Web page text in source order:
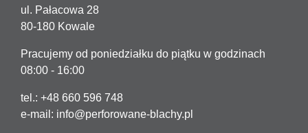
ul. Pałacowa 28
80-180 Kowale
Pracujemy od poniedziałku do piątku w godzinach
08:00 - 16:00
tel.: +48 660 596 748
e-mail: info@perforowane-blachy.pl